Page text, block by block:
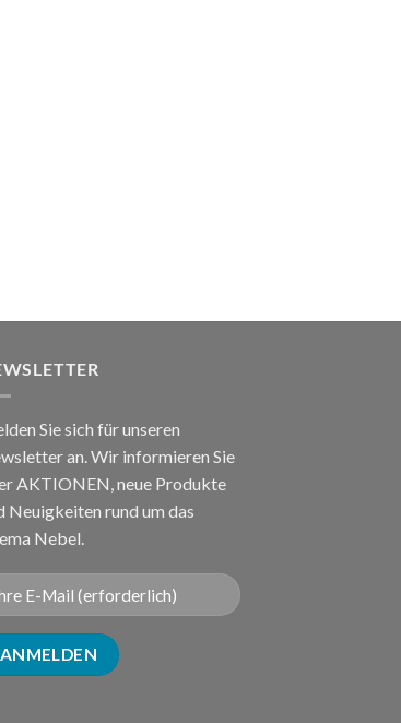
Sie sich für unseren
an. Wir informieren Sie
AKTIONEN, neue Produkte
Neuigkeiten rund um das
Nebel.